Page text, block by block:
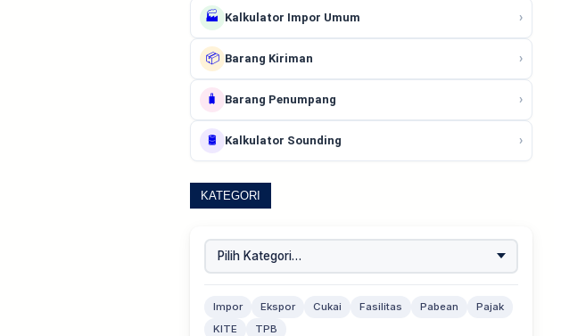
🏭 Kalkulator Impor Umum ›
📦 Barang Kiriman ›
🧳 Barang Penumpang ›
🛢️ Kalkulator Sounding ›
KATEGORI
Impor Ekspor Cukai Fasilitas Pabean
Pajak
KITE
TPB